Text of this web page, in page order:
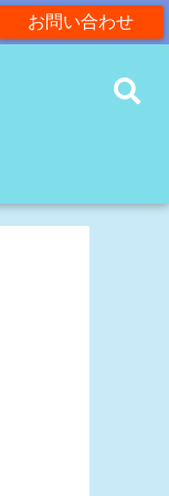
お問い合わせ